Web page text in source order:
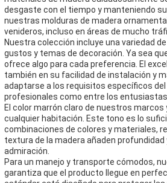
desgaste con el tiempo y manteniendo
nuestras molduras de madera
venideros, incluso en áreas de mucho
Nuestra colección incluye una variedad
gustos y temas de decoración. Ya sea
ofrece algo para cada preferencia. El
también en su facilidad de instalación y
adaptarse a los requisitos específicos
profesionales como entre los entusiastas
El color marrón claro de nuestros
cualquier habitación. Este tono es lo
combinaciones de colores y materiales,
textura de la madera añaden
admiración.
Para un manejo y transporte cómodos,
garantiza que el producto llegue en